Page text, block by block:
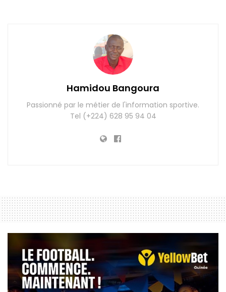
Hamidou Bangoura
Passionné par le métier de l'information sportive.
Tel (+224) 628 95 94 04